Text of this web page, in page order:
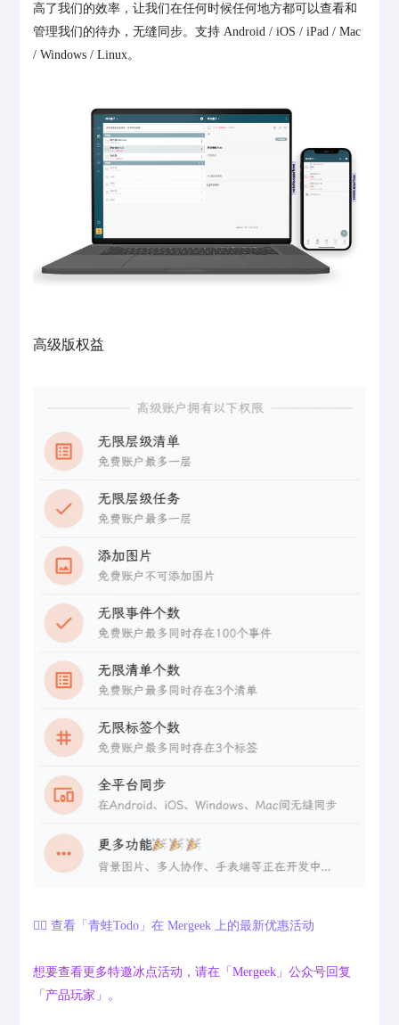
高了我们的效率，让我们在任何时候任何地方都可以查看和
管理我们的待办，无缝同步。支持 Android / iOS / iPad / Mac
/ Windows / Linux。
高级版权益
👉🏻 查看「青蛙Todo」在 Mergeek 上的最新优惠活动
想要查看更多特邀冰点活动，请在「Mergeek」公众号回复
「产品玩家」。